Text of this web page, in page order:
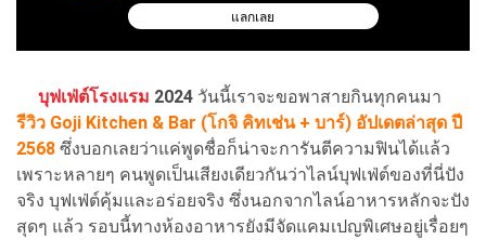
บุฟเฟ่ต์โรงแรม 2024 วันนี้เราจะขอพาสายกินทุกคนมา
รีวิว Goji Kitchen & Bar (โกจิ คิทเช่น + บาร์) อัปเดตล่าสุด ปี
2568 ซึ่งบอกเลยว่าแค่พูดชื่อก็น่าจะการันตีความฟินได้แล้ว
เพราะหลายๆ คนพูดเป็นเสียงเดียวกันว่าไลน์บุฟเฟ่ต์ของที่นี่ปัง
จริง บุฟเฟ่ต์คุ้มและอร่อยจริง ซึ่งนอกจากไลน์อาหารหลักจะปัง
สุดๆ แล้ว รอบนี้ทางห้องอาหารยังมีจัดแคมเปญพิเศษอยู่เรื่อยๆ